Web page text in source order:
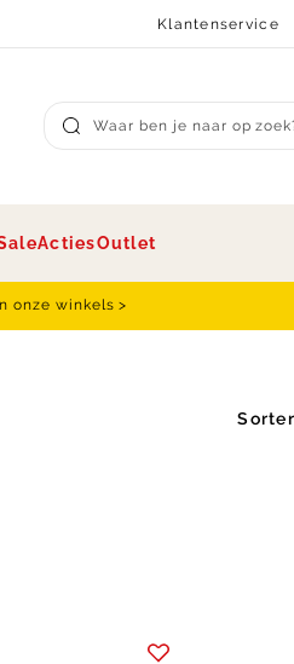
Klantenservice
Submit search
ActiesOutlet
onze winkels >